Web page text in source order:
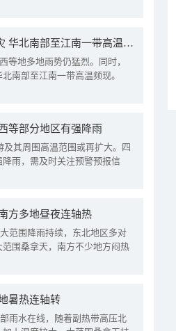
四川陕西等地需警惕降雨叠加致灾 华北南部至江南一带高温频现
等地多地雨势仍猛烈。同时，
南部至江南一带高温频现。
等部分地区有强降雨
其周围高温范围或再扩大。四
雨，需及时关注预警预报信
方多地昼夜连轴热
范围降雨持续，东北地区多对
围桑拿天，南方不少地方闷热
暑热连轴转
雨水在线，随着副热带高压北